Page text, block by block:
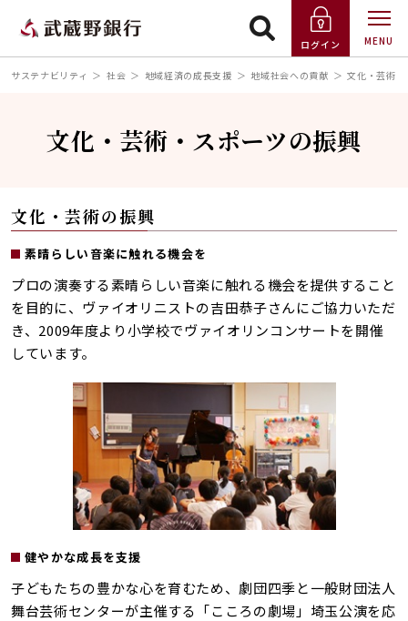
ログイン MENU
サステナビリティ 社会 地域経済の成長支援 地域社会への貢献 文化・芸術
文化・芸術・スポーツの振興
文化・芸術の振興
素晴らしい音楽に触れる機会を
プロの演奏する素晴らしい音楽に触れる機会を提供すること
を目的に、ヴァイオリニストの吉田恭子さんにご協力いただ
き、2009年度より小学校でヴァイオリンコンサートを開催
しています。
健やかな成長を支援
子どもたちの豊かな心を育むため、劇団四季と一般財団法人
舞台芸術センターが主催する「こころの劇場」埼玉公演を応